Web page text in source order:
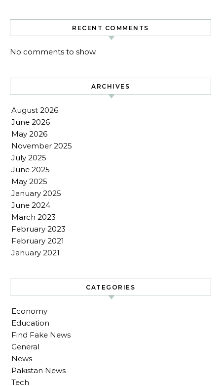
RECENT COMMENTS
No comments to show.
ARCHIVES
August 2026
June 2026
May 2026
November 2025
July 2025
June 2025
May 2025
January 2025
June 2024
March 2023
February 2023
February 2021
January 2021
CATEGORIES
Economy
Education
Find Fake News
General
News
Pakistan News
Tech